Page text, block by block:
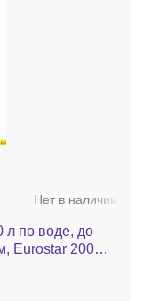
Нет в наличии
л по воде, до
Eurostar 200